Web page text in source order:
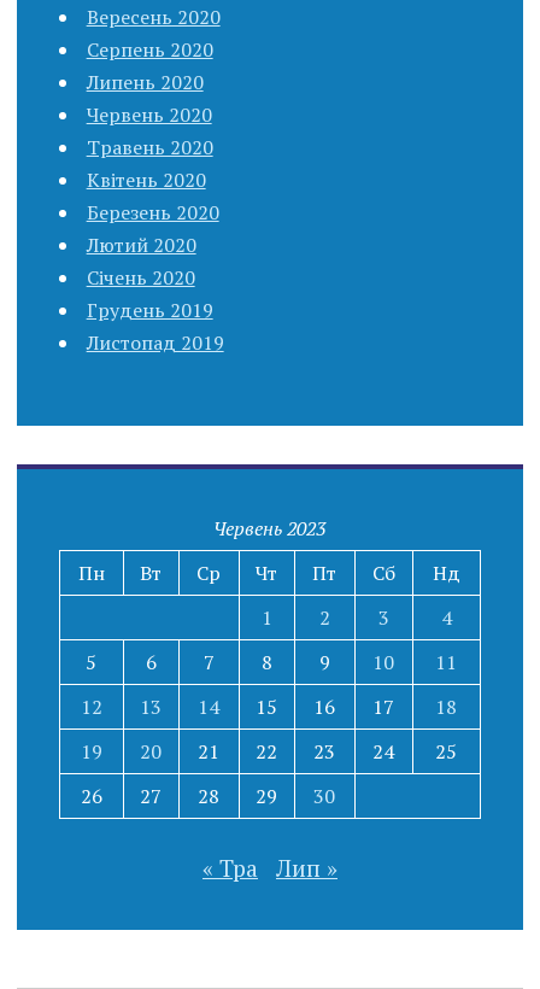
Вересень 2020
Серпень 2020
Липень 2020
Червень 2020
Травень 2020
Квітень 2020
Березень 2020
Лютий 2020
Січень 2020
Грудень 2019
Листопад 2019
Червень 2023
Пн
Вт Ср Чт Пт Сб
Нд
1
2 3
4
5
6 7 8 9 10
11
12
13 14 15 16 17
18
19
20 21 22 23 24
25
26
27 28 29 30
« Тра Лип »